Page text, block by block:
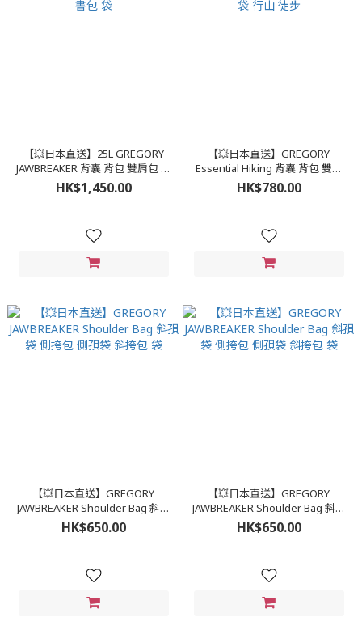
【💥日本直送】25L GREGORY
JAWBREAKER 背囊 背包 雙肩包 書
包 袋
HK$1,450.00
【💥日本直送】GREGORY
Essential Hiking 背囊 背包 雙肩
包 袋 行山 徒步
HK$780.00
【💥日本直送】GREGORY
JAWBREAKER Shoulder Bag 斜孭
袋 側挎包 側孭袋 斜挎包 袋
HK$650.00
【💥日本直送】GREGORY
JAWBREAKER Shoulder Bag 斜孭
袋 側挎包 側孭袋 斜挎包 袋
HK$650.00